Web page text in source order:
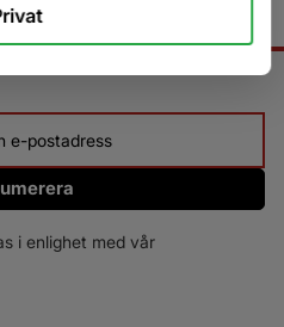
i enlighet med vår